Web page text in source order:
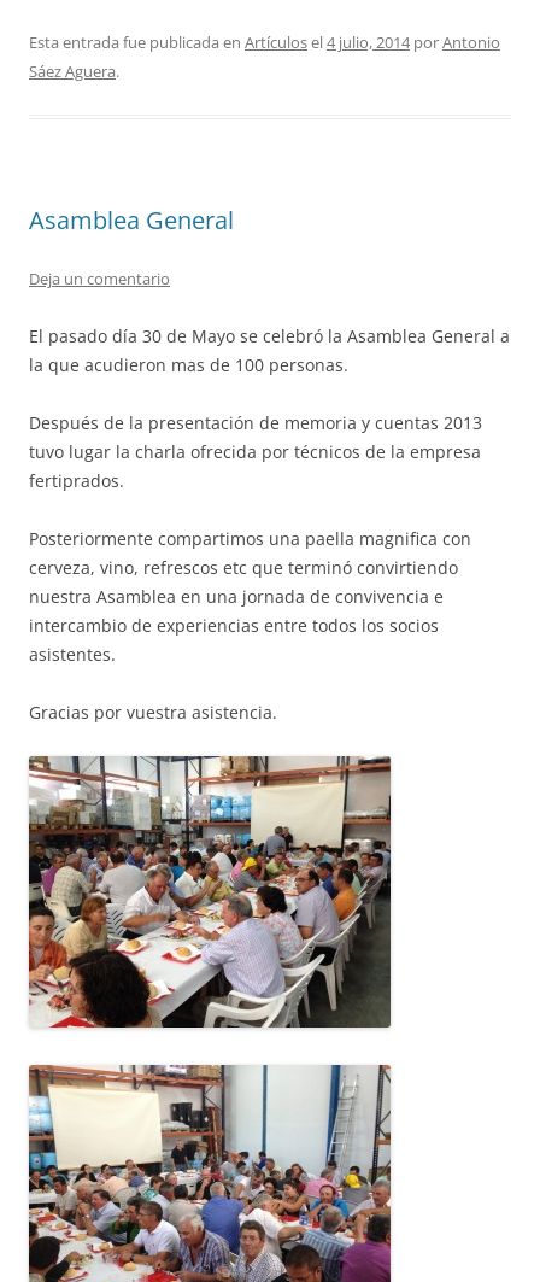
Esta entrada fue publicada en Artículosel4 julio, 2014porAntonio
Sáez Aguera.
Asamblea General
Deja un comentario
El pasado día 30 de Mayo se celebró la Asamblea General a
la que acudieron mas de 100 personas.
Después de la presentación de memoria y cuentas 2013
tuvo lugar la charla ofrecida por técnicos de la empresa
fertiprados.
Posteriormente compartimos una paella magnifica con
cerveza, vino, refrescos etc que terminó convirtiendo
nuestra Asamblea en una jornada de convivencia e
intercambio de experiencias entre todos los socios
asistentes.
Gracias por vuestra asistencia.